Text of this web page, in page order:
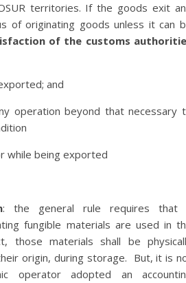
territories. If the goods exit
of originating goods unless it can
of the customs
and
operation beyond that necessary
while being exported
: the general rule requires that
fungible materials are used in
those materials shall be
origin, during storage. But, it is
operator adopted an